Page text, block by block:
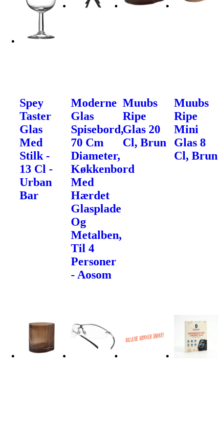
Spey
Taster
Glas
Med
Stilk -
13 Cl -
Urban
Bar
Moderne
Glas
Spisebord,
70 Cm
Diameter,
Køkkenbord
Med
Hærdet
Glasplade
Og
Metalben,
Til 4
Personer
- Aosom
Muubs
Ripe
Glas 20
Cl, Brun
Muubs
Ripe
Mini
Glas 8
Cl, Brun